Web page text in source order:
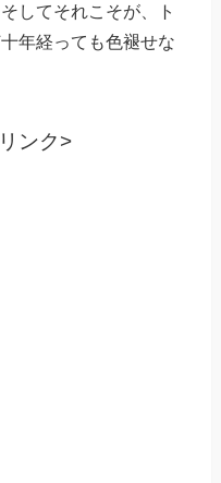
してそれこそが、ト
年経っても色褪せな
ンク>